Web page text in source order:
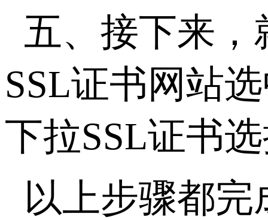
五、接下来，
SSL证书网站
下拉SSL证书
以上步骤都